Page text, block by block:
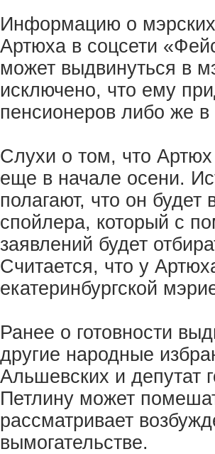
Информацию о
Артюха в соцсети
может выдвинуться в
исключено, что ему
пенсионеров либо же
Слухи о том, что
еще в начале осени.
полагают, что он будет
спойлера, который с
заявлений будет
Считается, что у
екатеринбургской
Ранее о готовности
другие народные
Альшевских и депутат
Петлину может
рассматривает
вымогательстве.